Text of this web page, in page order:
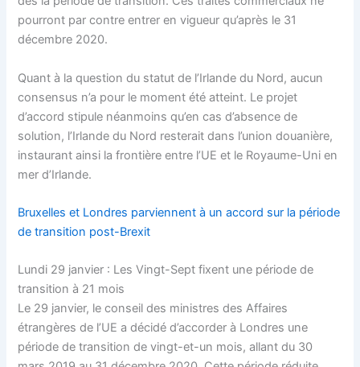
pourront par contre entrer en vigueur qu’après le 31
décembre 2020.
Quant à la question du statut de l’Irlande du Nord, aucun
consensus n’a pour le moment été atteint. Le projet
d’accord stipule néanmoins qu’en cas d’absence de
solution, l’Irlande du Nord resterait dans l’union douanière,
instaurant ainsi la frontière entre l’UE et le Royaume-Uni en
mer d’Irlande.
Bruxelles et Londres parviennent à un accord sur la période
de transition post-Brexit
Lundi 29 janvier : Les Vingt-Sept fixent une période de
transition à 21 mois
Le 29 janvier, le conseil des ministres des Affaires
étrangères de l’UE a décidé d’accorder à Londres une
période de transition de vingt-et-un mois, allant du 30